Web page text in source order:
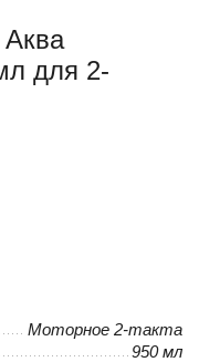
для 2-
Моторное 2-такта
950 мл